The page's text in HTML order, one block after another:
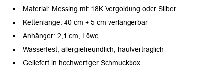
Material: Messing mit 18K Vergoldung oder Silber
Kettenlänge: 40 cm + 5 cm verlängerbar
Anhänger: 2,1 cm, Löwe
Wasserfest, allergiefreundlich, hautverträglich
Geliefert in hochwertiger Schmuckbox